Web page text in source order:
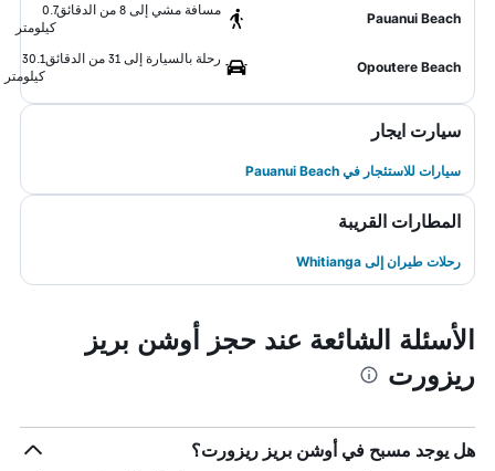
Pauanui Beach
مسافة مشي إلى 8 من الدقائق
0.7
كيلومتر
Opoutere Beach
رحلة بالسيارة إلى 31 من الدقائق
30.1
كيلومتر
سيارت ايجار
سيارات للاستئجار في Pauanui Beach
المطارات القريبة
رحلات طيران إلى Whitianga
الأسئلة الشائعة عند حجز أوشن بريز
ريزورت
هل يوجد مسبح في أوشن بريز ريزورت؟